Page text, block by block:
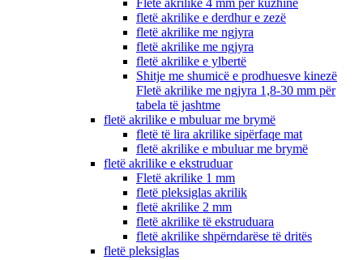
Fletë akrilike 4 mm për kuzhinë
fletë akrilike e derdhur e zezë
fletë akrilike me ngjyra
fletë akrilike me ngjyra
fletë akrilike e ylbertë
Shitje me shumicë e prodhuesve kinezë
Fletë akrilike me ngjyra 1,8-30 mm për
tabela të jashtme
fletë akrilike e mbuluar me brymë
fletë të lira akrilike sipërfaqe mat
fletë akrilike e mbuluar me brymë
fletë akrilike e ekstruduar
Fletë akrilike 1 mm
fletë pleksiglas akrilik
fletë akrilike 2 mm
fletë akrilike të ekstruduara
fletë akrilike shpërndarëse të dritës
fletë pleksiglas